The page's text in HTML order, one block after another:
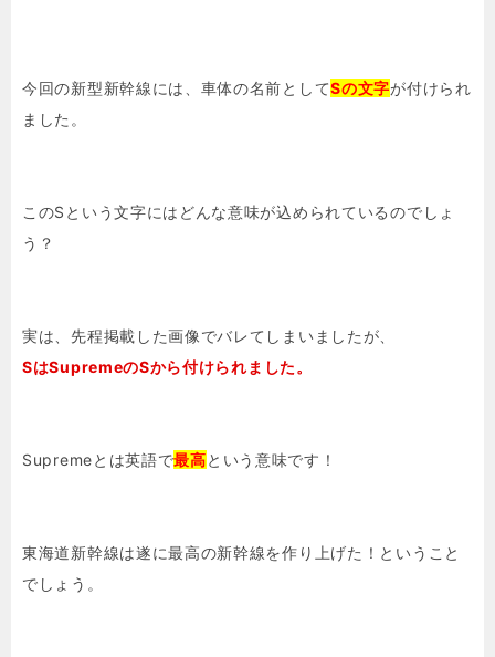
今回の新型新幹線には、車体の名前としてSの文字が付けられ
ました。
このSという文字にはどんな意味が込められているのでしょ
う？
実は、先程掲載した画像でバレてしまいましたが、
SはSupremeのSから付けられました。
Supremeとは英語で最高という意味です！
東海道新幹線は遂に最高の新幹線を作り上げた！ということ
でしょう。